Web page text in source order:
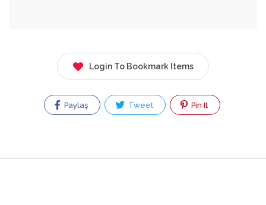
Login To Bookmark Items
Paylaş Tweet Pin It